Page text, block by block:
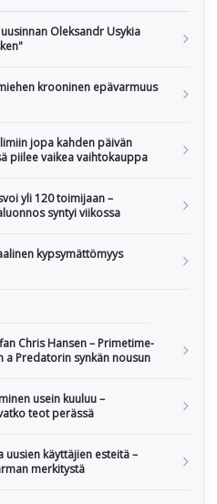
Oleksandr Usykia
krooninen epävarmuus
jopa kahden päivän
piilee vaikea vaihtokauppa
yli 120 toimijaan –
syntyi viikossa
kypsymättömyys
Chris Hansen – Primetime-
a Predatorin synkän nousun
usein kuuluu –
teot perässä
uusien käyttäjien esteitä –
merkitystä